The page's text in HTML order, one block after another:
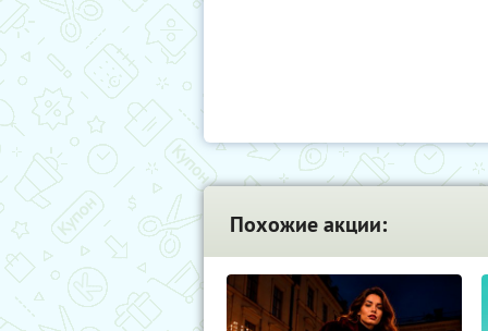
Похожие акции: